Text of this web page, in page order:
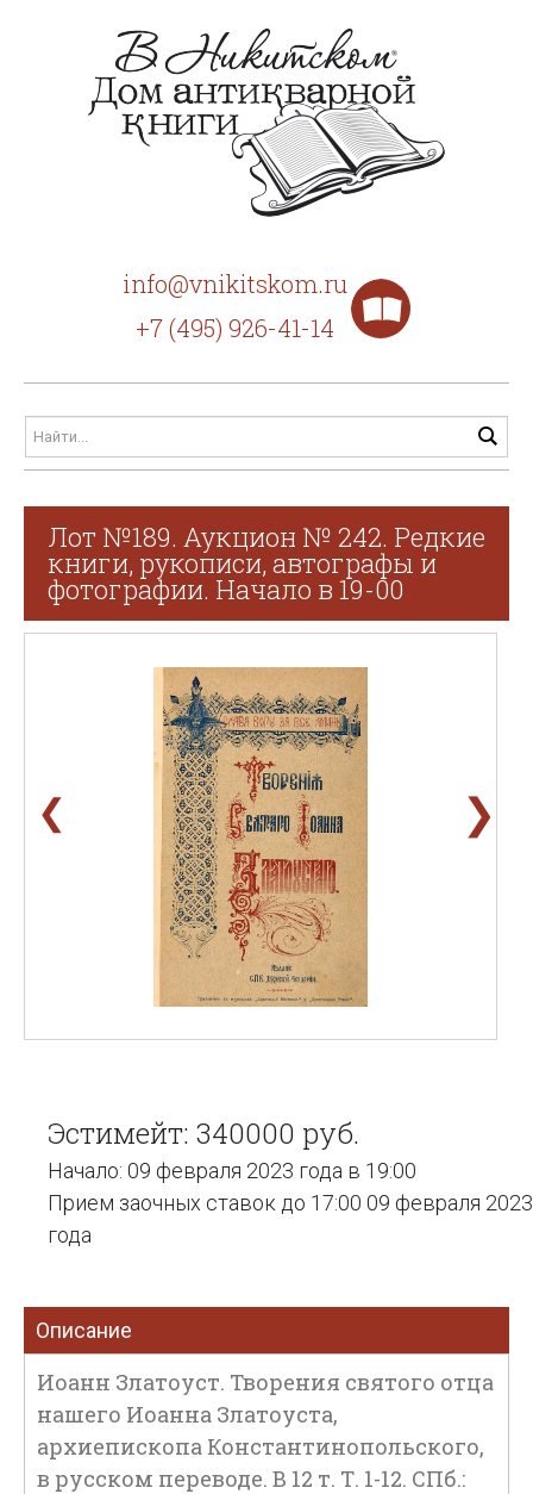
info@vnikitskom.ru
+7 (495) 926-41-14
Лот №189. Аукцион № 242. Редкие
книги, рукописи, автографы и
фотографии. Начало в 19-00
❮ ❯
Эстимейт: 340000 руб.
Начало: 09 февраля 2023 года в 19:00
Прием заочных ставок до 17:00 09 февраля 2023
года
Описание
Иоанн Златоуст. Творения святого отца
нашего Иоанна Златоуста,
архиепископа Константинопольского,
в русском переводе. В 12 т. Т. 1-12. СПб.: